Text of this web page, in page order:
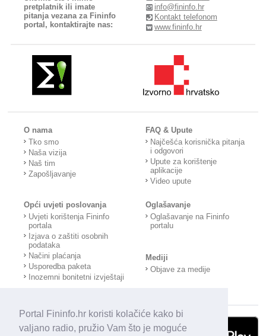
Portal Fininfo.hr koristi kolačiće kako bi
valjano radio, pružio Vam što je moguće
pretplatnik ili imate
pitanja vezana za Fininfo
portal, kontaktirajte nas:
info@fininfo.hr
Kontakt telefonom
www.fininfo.hr
O nama
Tko smo
Naša vizija
Naš tim
Zapošljavanje
FAQ & Upute
Najčešća korisnička pitanja
i odgovori
Upute za korištenje
aplikacije
Video upute
Opći uvjeti poslovanja
Uvjeti korištenja Fininfo
portala
Izjava o zaštiti osobnih
podataka
Načini plaćanja
Usporedba paketa
Inozemni bonitetni izvještaji
Oglašavanje
Oglašavanje na Fininfo
portalu
Mediji
Objave za medije